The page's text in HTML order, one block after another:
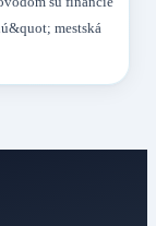
mestská